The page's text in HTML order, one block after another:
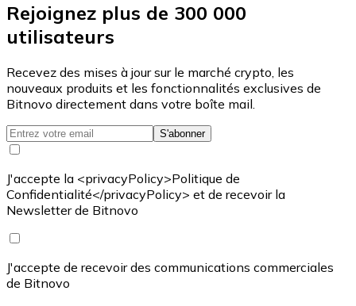
Rejoignez plus de 300 000
utilisateurs
Recevez des mises à jour sur le marché crypto, les
nouveaux produits et les fonctionnalités exclusives de
Bitnovo directement dans votre boîte mail.
S'abonner
J'accepte la <privacyPolicy>Politique de
Confidentialité</privacyPolicy> et de recevoir la
Newsletter de Bitnovo
J'accepte de recevoir des communications commerciales
de Bitnovo